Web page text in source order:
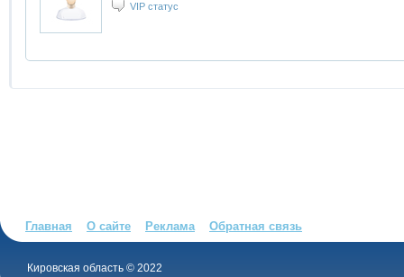
VIP статус
Главная О сайте Реклама Обратная связь
Кировская область © 2022